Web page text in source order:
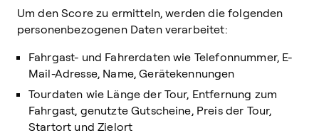
Um den Score zu ermitteln, werden die folgenden
personenbezogenen Daten verarbeitet:
Fahrgast- und Fahrerdaten wie Telefonnummer, E-
Mail-Adresse, Name, Gerätekennungen
Tourdaten wie Länge der Tour, Entfernung zum
Fahrgast, genutzte Gutscheine, Preis der Tour,
Startort und Zielort